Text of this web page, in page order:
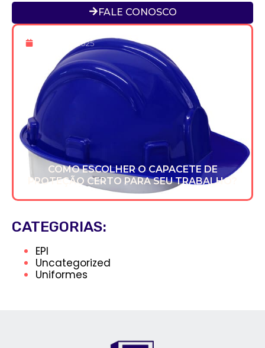
FALE CONOSCO
16 De Dez 2025
COMO ESCOLHER O CAPACETE DE
PROTEÇÃO CERTO PARA SEU TRABALHO?
CATEGORIAS:
EPI
Uncategorized
Uniformes